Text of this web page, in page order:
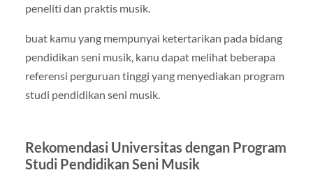
peneliti dan praktis musik.
buat kamu yang mempunyai ketertarikan pada bidang
pendidikan seni musik, kanu dapat melihat beberapa
referensi perguruan tinggi yang menyediakan program
studi pendidikan seni musik.
Rekomendasi Universitas dengan Program
Studi Pendidikan Seni Musik